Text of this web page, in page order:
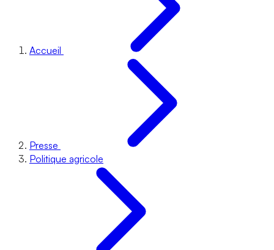
Accueil
Presse
Politique agricole